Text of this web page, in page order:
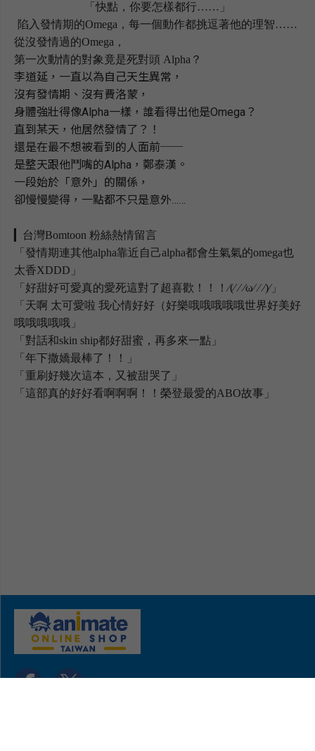
「快點，你要怎樣都行…… 」
陷入發情期的Omega ，每一個動作都挑逗著他的理智……
從沒發情過的Omega ，
第一次動情的對象竟是死對頭 Alpha ？
李道延，一直以為自己天生異常，
沒有發情期、沒有費洛蒙，
身體強壯得像Alpha一樣，誰看得出他是Omega ？
直到某天，他居然發情了？！
還是在最不想被看到的人面前──
是整天跟他鬥嘴的Alpha ，鄭泰漢。
一段始於「意外」的關係，
卻慢慢變得，一點都不只是意外……
台灣Bomtoon 粉絲熱情留言
「發情期連其他alpha靠近自己alpha都會生氣氣的omega也
太香XDDD 」
「好甜好可愛真的愛死這對了超喜歡！！！⁄(⁄ ⁄ ⁄ω⁄ ⁄ ⁄)⁄」
「天啊 太可愛啦 我心情好好（好樂哦哦哦哦哦世界好美好
哦哦哦哦哦」
「對話和skin ship都好甜蜜，再多來一點」
「年下撒嬌最棒了！！」
「重刷好幾次這本，又被甜哭了」
「這部真的好好看啊啊啊！！榮登最愛的ABO故事」